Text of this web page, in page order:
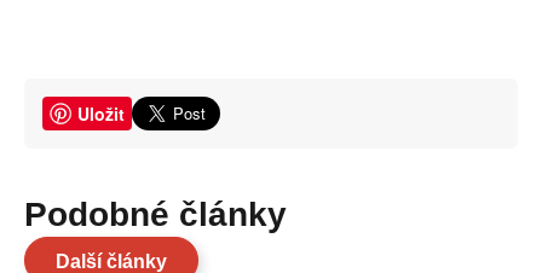
Uložit
Podobné články
Další články